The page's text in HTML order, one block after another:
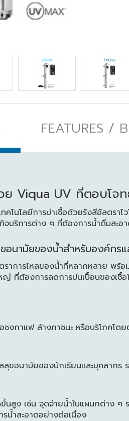
FEATURES /
ย Viqua UV ที่ตอบโจ
โนโลยีการฆ่าเชื้อด้วยรังสีอัลตรา
จบริการต่าง ๆ ที่ต้องการน้ำดื่มสะอ
อนามัยของน้ำสำหรับองค์กรแ
าการไหลของน้ำที่หลากหลาย พร้
ญ่ ที่ต้องการลดการปนเปื้อนของเชื้
ชงกาแฟ ล้างภาชนะ หรือบริโภคโด
อนามัยของนักเรียนและบุคลากร
นสูง เช่น จุดจ่ายน้ำในแผนกต่าง
น้ำสะอาดอย่างต่อเนื่อง